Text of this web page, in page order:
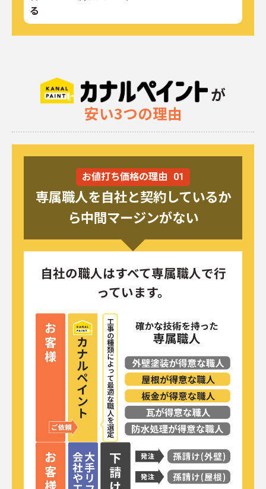
る
が
安い3つの理由
お値打ち価格の理由 01
専属職人を自社と契約しているか
ら中間マージンがない
自社の職人はすべて専属職人で行
っています。